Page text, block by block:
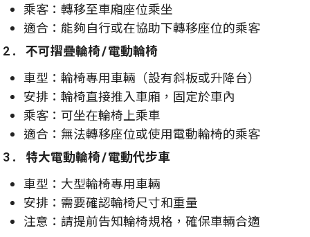
乘客：轉移至車廂座位乘坐
適合：能夠自行或在協助下轉移座位的乘客
2. 不可摺疊輪椅/電動輪椅
車型：輪椅專用車輛（設有斜板或升降台）
安排：輪椅直接推入車廂，固定於車內
乘客：可坐在輪椅上乘車
適合：無法轉移座位或使用電動輪椅的乘客
3. 特大電動輪椅/電動代步車
車型：大型輪椅專用車輛
安排：需要確認輪椅尺寸和重量
注意：請提前告知輪椅規格，確保車輛合適